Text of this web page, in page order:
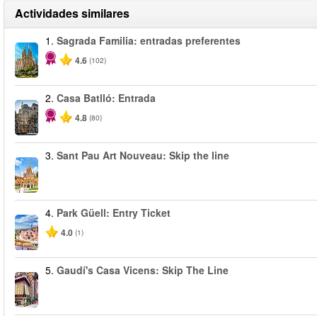
Actividades similares
1. Sagrada Familia: entradas preferentes
4.6 (102)
2. Casa Batlló: Entrada
4.8 (80)
3. Sant Pau Art Nouveau: Skip the line
4. Park Güell: Entry Ticket
4.0 (1)
5. Gaudí's Casa Vicens: Skip The Line